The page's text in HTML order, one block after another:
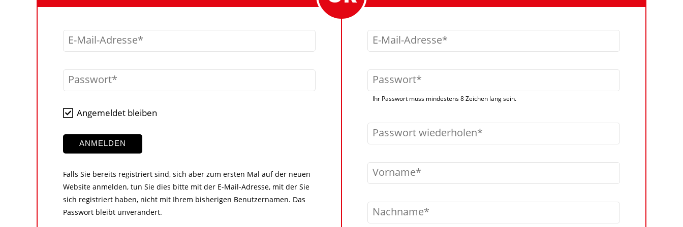
E-Mail-Adresse
Passwort
Angemeldet bleiben
ANMELDEN
Falls Sie bereits registriert sind, sich aber zum ersten Mal auf der neuen
Website anmelden, tun Sie dies bitte mit der E-Mail-Adresse, mit der Sie
sich registriert haben, nicht mit Ihrem bisherigen Benutzernamen. Das
Passwort bleibt unverändert.
E-Mail-Adresse
Passwort
Ihr Passwort muss mindestens 8 Zeichen lang sein.
Passwort wiederholen
Vorname
Nachname